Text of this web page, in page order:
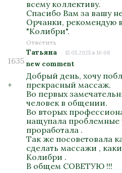
всему коллективу.
Спасибо Вам за вашу
Орчанки, рекомендую
"Колибри".
Ответить
1635
+
Татьяна 15.05.2025 в 16:08
new comment
Добрый день, хочу
прекрасный массаж.
Во первых
человек в общении.
Во вторых
нащупала проблемные
проработала .
Так же посоветовала
сделать массажи ,
Колибри .
В общем СОВЕТУЮ !!!